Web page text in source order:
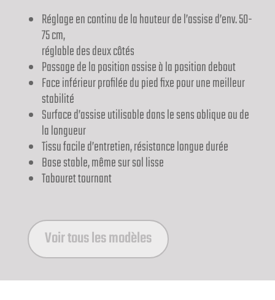
Réglage en continu de la hauteur de l’assise d’env. 50-
75 cm,
réglable des deux côtés
Passage de la position assise à la position debout
Face inférieur profilée du pied fixe pour une meilleur
stabilité
Surface d’assise utilisable dans le sens oblique ou de
la longueur
Tissu facile d’entretien, résistance longue durée
Base stable, même sur sol lisse
Tabouret tournant
Voir tous les modèles